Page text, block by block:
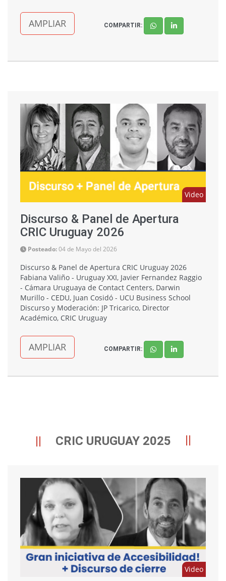
AMPLIAR COMPARTIR:
Video
Discurso & Panel de Apertura
CRIC Uruguay 2026
Posteado:04 de Mayo del 2026
Discurso & Panel de Apertura CRIC Uruguay 2026
Fabiana Valiño - Uruguay XXI, Javier Fernandez Raggio
- Cámara Uruguaya de Contact Centers, Darwin
Murillo - CEDU, Juan Cosidó - UCU Business School
Discurso y Moderación: JP Tricarico, Director
Académico, CRIC Uruguay
AMPLIAR COMPARTIR:
CRIC URUGUAY 2025
Video